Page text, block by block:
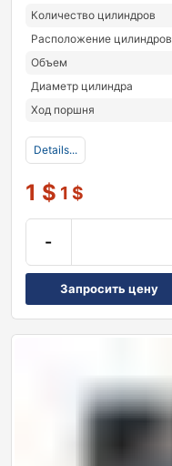
Количество цилиндров
Расположение цилиндров
Объем
Диаметр цилиндра
Ход поршня
Details...
1 $ 1 $
-
Запросить цену